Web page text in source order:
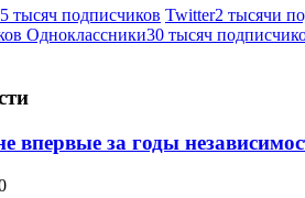
тысяч подписчиков Twitter2 тысячи
Одноклассники30 тысяч
впервые за годы